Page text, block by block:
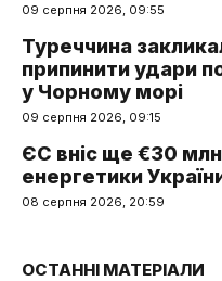
09 серпня 2026, 09:55
Туреччина
припинити удари
у Чорному морі
09 серпня 2026, 09:15
ЄС вніс ще €30
енергетики
08 серпня 2026, 20:59
ОСТАННІ МАТЕРІАЛИ